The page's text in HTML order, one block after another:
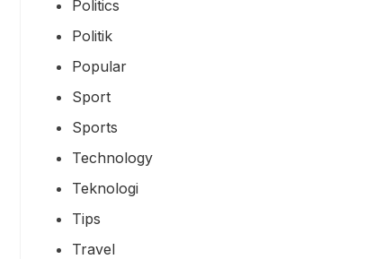
Politics
Politik
Popular
Sport
Sports
Technology
Teknologi
Tips
Travel